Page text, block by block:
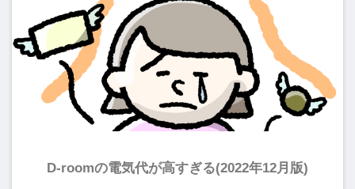
D-roomの電気代が高すぎる(2022年12月版)